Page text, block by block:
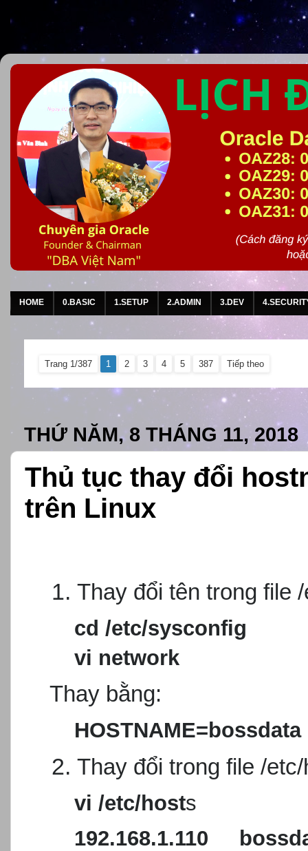
HOME 0.BASIC 1.SETUP 2.ADMIN 3.DEV
Trang 1/387 1 2 3 4 5 387 Tiếp theo
THỨ NĂM, 8 THÁNG 11, 2018
Thủ tục thay đổi
trên Linux
Thay đổi tên trong file
cd /etc/sysconfig
vi network
Thay bằng:
HOSTNAME=bossdata
Thay đổi trong file /
vi /etc/hosts
192.168.1.110